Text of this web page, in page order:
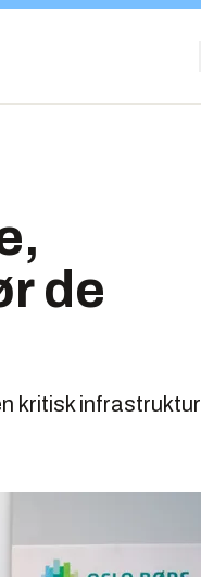
de
kritisk infrastruktur